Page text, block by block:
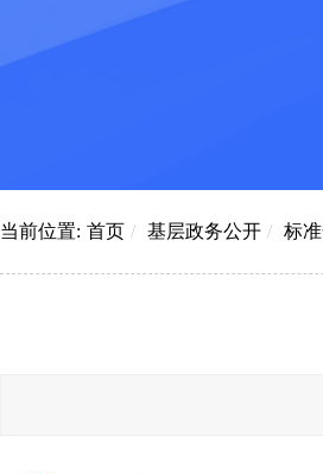
当前位置: 首页 / 基层政务公开 / 标